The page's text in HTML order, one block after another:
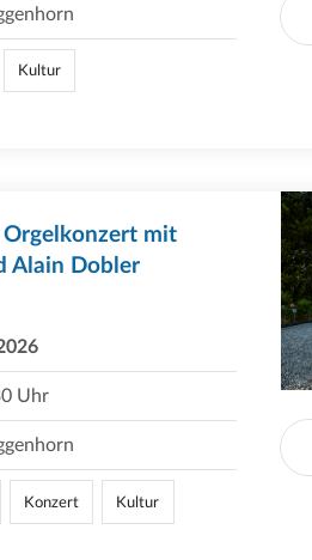
Kultur
Orgelkonzert mit
Alain Dobler
Uhr
Konzert Kultur